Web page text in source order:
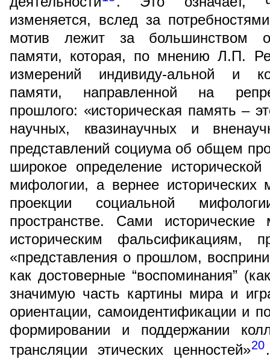
изменяется, вслед за
мотив лежит за большинством
памяти, которая, по мнению Л.П.
измерений индивиду-альной и
памяти, направленной на
прошлого: «историческая память –
научных, квазинаучных и
представлений социума об общем
широкое определение
мифологии, а вернее
проекции социальной
пространстве. Сами
историческим фальсификациям,
«представления о прошлом,
как достоверные “воспоминания”
значимую часть картины мира и
ориентации, самоидентификации и
формировании и поддержании
трансляции этических ценностей»20